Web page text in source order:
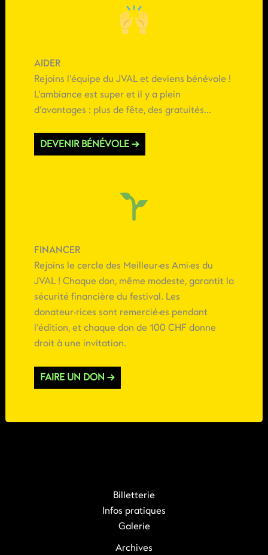
AIDER
Rejoins l’équipe du JVAL et deviens bénévole !
L’ambiance est super et il y a plein
d’avantages : plus de fête, des gratuités…
DEVENIR BÉNÉVOLE →
FINANCER
Rejoins le cercle des Meilleur·es Ami·es du
JVAL ! Chaque don, même modeste, garantit la
sécurité financière du festival. Les
donateur·rices sont remercié·es pendant
l’édition, et chaque don de 100 CHF donne
droit à une invitation.
FAIRE UN DON →
Billetterie
Infos pratiques
Galerie
Archives